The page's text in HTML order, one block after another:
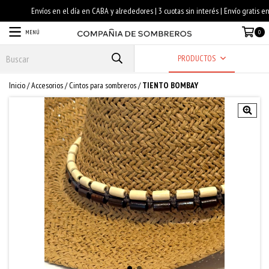
MENÚ 0
PRODUCTOS
Inicio/Accesorios/ Cintos para sombreros/ TIENTO BOMBAY